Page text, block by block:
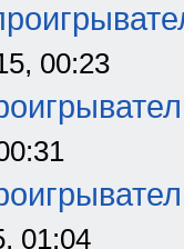
00:23
01:04